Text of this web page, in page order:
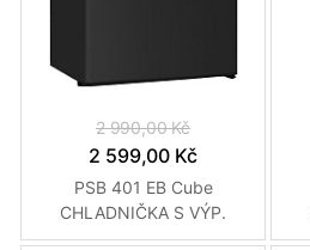
2 990,00 Kč
2 599,00 Kč
PSB 401 EB Cube
CHLADNIČKA S VÝP.
PHILCO